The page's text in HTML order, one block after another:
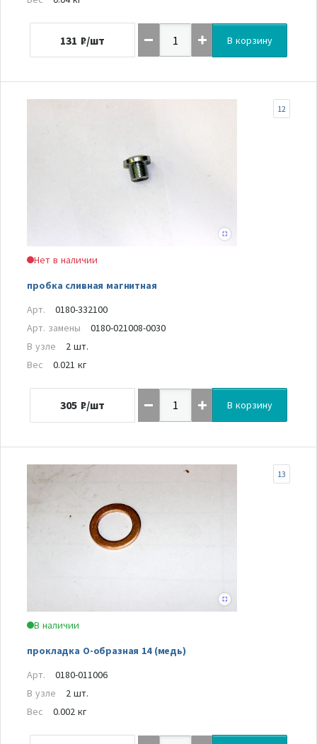
131 ₽/шт В корзину
Нет в наличии
пробка сливная магнитная
12
Арт.
0180-332100
Арт. замены
0180-021008-0030
В узле
2 шт.
Вес
0.021 кг
305 ₽/шт В корзину
В наличии
прокладка О-образная 14 (медь)
13
Арт.
0180-011006
В узле
2 шт.
Вес
0.002 кг